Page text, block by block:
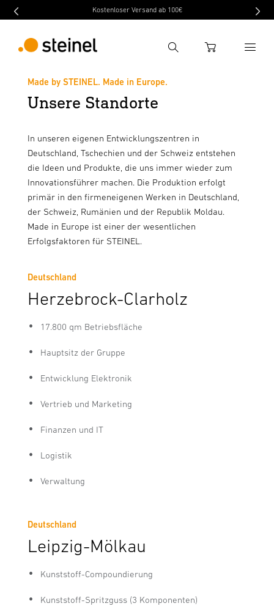
Kostenloser Versand ab 100€
Suche
Suche
Suchbegriff eingeben
WARENKORB
Made by STEINEL. Made in Europe.
Unsere Standorte
In unseren eigenen Entwicklungszentren in
Deutschland, Tschechien und der Schweiz entstehen
die Ideen und Produkte, die uns immer wieder zum
Innovationsführer machen. Die Produktion erfolgt
primär in den firmen­eigenen Werken in Deutschland,
der Schweiz, Rumänien und der Republik Moldau.
Made in Europe ist einer der wesentlichen
Erfolgsfaktoren für STEINEL.
Deutschland
Herzebrock-Clarholz
17.800 qm Betriebsfläche
Hauptsitz der Gruppe
Entwicklung Elektronik
Vertrieb und Marketing
Finanzen und IT
Logistik
Verwaltung
Deutschland
Leipzig-Mölkau
Kunststoff-Compoundierung
Kunststoff-Spritzguss (3 Komponenten)